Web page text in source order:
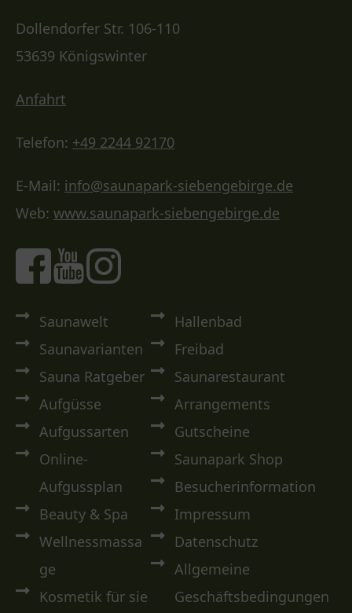
Dollendorfer Str. 106-110
53639 Königswinter
Anfahrt
Telefon: +49 2244 92170
E-Mail: info@saunapark-siebengebirge.de
Web: www.saunapark-siebengebirge.de
Saunawelt
Saunavarianten
Sauna Ratgeber
Aufgüsse
Aufgussarten
Online-
Aufgussplan
Beauty & Spa
Wellnessmassa
ge
Kosmetik für sie
Hallenbad
Freibad
Saunarestaurant
Arrangements
Gutscheine
Saunapark Shop
Besucherinformation
Impressum
Datenschutz
Allgemeine
Geschäftsbedingungen